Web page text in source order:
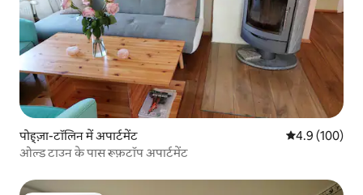
पोह्ज़ा-टॉलिन में अपार्टमेंट औसत रेटिंग 5 में
4.9 (100)
ओल्ड टाउन के पास रूफ़टॉप अपार्टमेंट